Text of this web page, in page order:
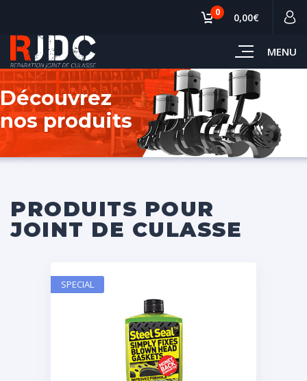
MENU
0 0,00€
Découvrez
nos produits
PRODUITS POUR
JOINT DE CULASSE
SPECIAL